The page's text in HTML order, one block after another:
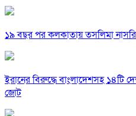
১৯ বছর পর কলকাতায় তসলিমা
ইরানের বিরুদ্ধে বাংলাদেশসহ ১৪টি
জোট